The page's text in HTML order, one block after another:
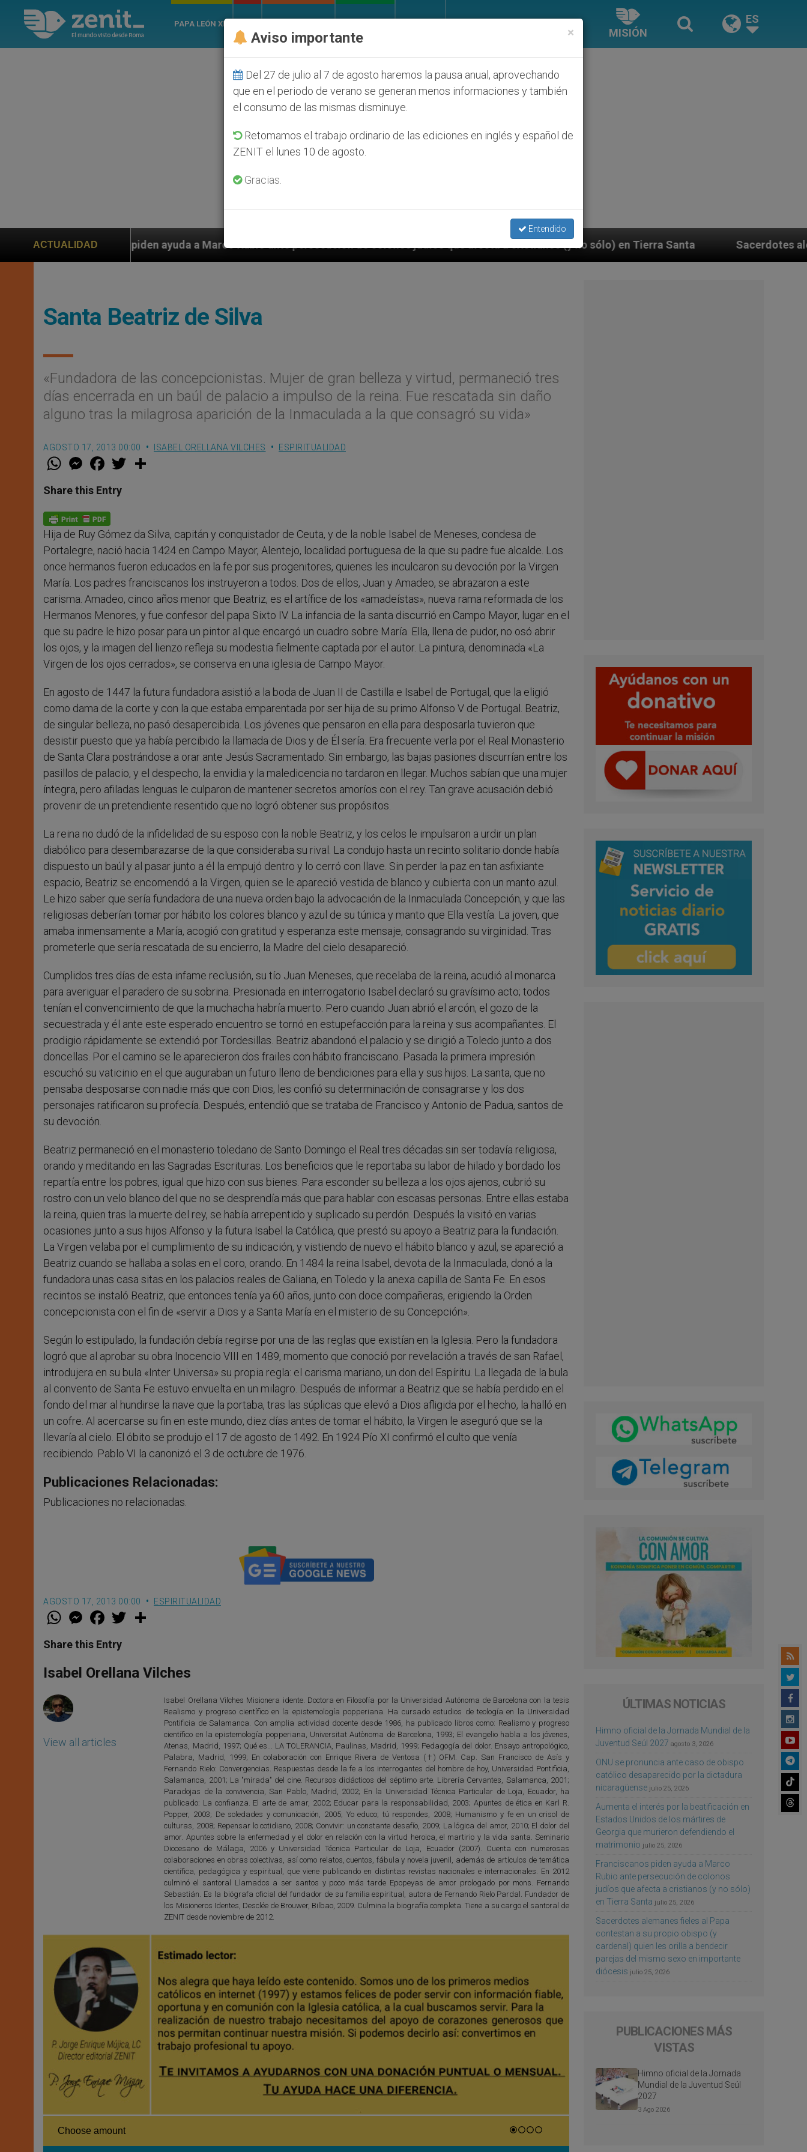
PAPA LEÓN XIV
MISIÓN
ES
ACTUALIDAD
piden ayuda a Marco Rubio ante persecución de colonos judíos que afecta a cristianos (y no sólo) en Tierra Santa Sacerdotes alemanes fieles al Papa
Santa Beatriz de Silva
«Fundadora de las concepcionistas. Mujer de gran belleza y virtud, permaneció tres
días encerrada en un baúl de palacio a impulso de la reina. Fue rescatada sin daño
alguno tras la milagrosa aparición de la Inmaculada a la que consagró su vida»
AGOSTO 17, 2013 00:00 ISABEL ORELLANA VILCHES ESPIRITUALIDAD
W
t
s
p
p
M
e
s
e
g
e
r
F
a
e
b
o
k
w
Share this Entry
Hija de Ruy Gómez da Silva, capitán y conquistador de Ceuta, y de la noble Isabel de Meneses, condesa de
Portalegre, nació hacia 1424 en Campo Mayor, Alentejo, localidad portuguesa de la que su padre fue alcalde. Los
once hermanos fueron educados en la fe por sus progenitores, quienes les inculcaron su devoción por la Virgen
María. Los padres franciscanos los instruyeron a todos. Dos de ellos, Juan y Amadeo, se abrazaron a este
carisma. Amadeo, cinco años menor que Beatriz, es el artífice de los «amadeístas», nueva rama reformada de los
Hermanos Menores, y fue confesor del papa Sixto IV. La infancia de la santa discurrió en Campo Mayor, lugar en el
que su padre le hizo posar para un pintor al que encargó un cuadro sobre María. Ella, llena de pudor, no osó abrir
los ojos, y la imagen del lienzo refleja su modestia fielmente captada por el autor. La pintura, denominada «La
Virgen de los ojos cerrados», se conserva en una iglesia de Campo Mayor.
En agosto de 1447 la futura fundadora asistió a la boda de Juan II de Castilla e Isabel de Portugal, que la eligió
como dama de la corte y con la que estaba emparentada por ser hija de su primo Alfonso V de Portugal. Beatriz,
de singular belleza, no pasó desapercibida. Los jóvenes que pensaron en ella para desposarla tuvieron que
desistir puesto que ya había percibido la llamada de Dios y de Él sería. Era frecuente verla por el Real Monasterio
de Santa Clara postrándose a orar ante Jesús Sacramentado. Sin embargo, las bajas pasiones discurrían entre los
pasillos de palacio, y el despecho, la envidia y la maledicencia no tardaron en llegar. Muchos sabían que una mujer
íntegra, pero afiladas lenguas le culparon de mantener secretos amoríos con el rey. Tan grave acusación debió
provenir de un pretendiente resentido que no logró obtener sus propósitos.
La reina no dudó de la infidelidad de su esposo con la noble Beatriz, y los celos le impulsaron a urdir un plan
diabólico para desembarazarse de la que consideraba su rival. La condujo hasta un recinto solitario donde había
dispuesto un baúl y al pasar junto a él la empujó dentro y lo cerró con llave. Sin perder la paz en tan asfixiante
espacio, Beatriz se encomendó a la Virgen, quien se le apareció vestida de blanco y cubierta con un manto azul.
Le hizo saber que sería fundadora de una nueva orden bajo la advocación de la Inmaculada Concepción, y que las
religiosas deberían tomar por hábito los colores blanco y azul de su túnica y manto que Ella vestía. La joven, que
amaba inmensamente a María, acogió con gratitud y esperanza este mensaje, consagrando su virginidad. Tras
prometerle que sería rescatada de su encierro, la Madre del cielo desapareció.
Cumplidos tres días de esta infame reclusión, su tío Juan Meneses, que recelaba de la reina, acudió al monarca
para averiguar el paradero de su sobrina. Presionada en interrogatorio Isabel declaró su gravísimo acto; todos
tenían el convencimiento de que la muchacha habría muerto. Pero cuando Juan abrió el arcón, el gozo de la
secuestrada y él ante este esperado encuentro se tornó en estupefacción para la reina y sus acompañantes. El
prodigio rápidamente se extendió por Tordesillas. Beatriz abandonó el palacio y se dirigió a Toledo junto a dos
doncellas. Por el camino se le aparecieron dos frailes con hábito franciscano. Pasada la primera impresión
escuchó su vaticinio en el que auguraban un futuro lleno de bendiciones para ella y sus hijos. La santa, que no
pensaba desposarse con nadie más que con Dios, les confió su determinación de consagrarse y los dos
personajes ratificaron su profecía. Después, entendió que se trataba de Francisco y Antonio de Padua, santos de
su devoción.
Beatriz permaneció en el monasterio toledano de Santo Domingo el Real tres décadas sin ser todavía religiosa,
orando y meditando en las Sagradas Escrituras. Los beneficios que le reportaba su labor de hilado y bordado los
repartía entre los pobres, igual que hizo con sus bienes. Para esconder su belleza a los ojos ajenos, cubrió su
rostro con un velo blanco del que no se desprendía más que para hablar con escasas personas. Entre ellas estaba
la reina, quien tras la muerte del rey, se había arrepentido y suplicado su perdón. Después la visitó en varias
ocasiones junto a sus hijos Alfonso y la futura Isabel la Católica, que prestó su apoyo a Beatriz para la fundación.
La Virgen velaba por el cumplimiento de su indicación, y vistiendo de nuevo el hábito blanco y azul, se apareció a
Beatriz cuando se hallaba a solas en el coro, orando. En 1484 la reina Isabel, devota de la Inmaculada, donó a la
fundadora unas casa sitas en los palacios reales de Galiana, en Toledo y la anexa capilla de Santa Fe. En esos
recintos se instaló Beatriz, que entonces tenía ya 60 años, junto con doce compañeras, erigiendo la Orden
concepcionista con el fin de «servir a Dios y a Santa María en el misterio de su Concepción».
Según lo estipulado, la fundación debía regirse por una de las reglas que existían en la Iglesia. Pero la fundadora
logró que al aprobar su obra Inocencio VIII en 1489, momento que conoció por revelación a través de san Rafael,
introdujera en su bula «Inter Universa» su propia regla: el carisma mariano, un don del Espíritu. La llegada de la bula
al convento de Santa Fe estuvo envuelta en un milagro. Después de informar a Beatriz que se había perdido en el
fondo del mar al hundirse la nave que la portaba, tras las súplicas que elevó a Dios afligida por el hecho, la halló en
un cofre. Al acercarse su fin en este mundo, diez días antes de tomar el hábito, la Virgen le aseguró que se la
llevaría al cielo. El óbito se produjo el 17 de agosto de 1492. En 1924 Pío XI confirmó el culto que venía
recibiendo. Pablo VI la canonizó el 3 de octubre de 1976.
Publicaciones Relacionadas:
Publicaciones no relacionadas.
AGOSTO 17, 2013 00:00 ESPIRITUALIDAD
W
t
s
p
p
M
e
s
e
g
e
F
a
e
b
o
k
w
r
Share this Entry
Isabel Orellana Vilches
View all articles
Isabel Orellana Vilches Misionera idente. Doctora en Filosofía por la Universidad Autónoma de Barcelona con la tesis
Realismo y progreso científico en la epistemología popperiana. Ha cursado estudios de teología en la Universidad
Pontificia de Salamanca. Con amplia actividad docente desde 1986, ha publicado libros como: Realismo y progreso
científico en la epistemología popperiana, Universitat Autònoma de Barcelona, 1993; El evangelio habla a los jóvenes,
Atenas, Madrid, 1997; Qué es... LA TOLERANCIA, Paulinas, Madrid, 1999; Pedagogía del dolor. Ensayo antropológico,
Palabra, Madrid, 1999; En colaboración con Enrique Rivera de Ventosa (†) OFM. Cap. San Francisco de Asís y
Fernando Rielo: Convergencias. Respuestas desde la fe a los interrogantes del hombre de hoy, Universidad Pontificia,
Salamanca, 2001; La "mirada" del cine. Recursos didácticos del séptimo arte. Librería Cervantes, Salamanca, 2001;
Paradojas de la convivencia, San Pablo, Madrid, 2002; En la Universidad Técnica Particular de Loja, Ecuador, ha
publicado: La confianza. El arte de amar, 2002; Educar para la responsabilidad, 2003; Apuntes de ética en Karl R.
Popper, 2003; De soledades y comunicación, 2005; Yo educo; tú respondes, 2008; Humanismo y fe en un crisol de
culturas, 2008; Repensar lo cotidiano, 2008; Convivir: un constante desafío, 2009; La lógica del amor, 2010; El dolor del
amor. Apuntes sobre la enfermedad y el dolor en relación con la virtud heroica, el martirio y la vida santa. Seminario
Diocesano de Málaga, 2006 y Universidad Técnica Particular de Loja, Ecuador (2007). Cuenta con numerosas
colaboraciones en obras colectivas, así como relatos, cuentos, fábula y novela juvenil, además de artículos de temática
científica, pedagógica y espiritual, que viene publicando en distintas revistas nacionales e internacionales. En 2012
culminó el santoral Llamados a ser santos y poco más tarde Epopeyas de amor prologado por mons. Fernando
Sebastián. Es la biógrafa oficial del fundador de su familia espiritual, autora de Fernando Rielo Pardal. Fundador de
los Misioneros Identes, Desclée de Brouwer, Bilbao, 2009. Culmina la biografía completa. Tiene a su cargo el santoral de
ZENIT desde noviembre de 2012.
ÚLTIMAS NOTICIAS
Himno oficial de la Jornada Mundial de la
Juventud Seúl 2027 agosto 3, 2026
ONU se pronuncia ante caso de obispo
católico desaparecido por la dictadura
nicaragüense julio 25, 2026
Aumenta el interés por la beatificación en
Estados Unidos de los mártires de
Georgia que murieron defendiendo el
matrimonio julio 25, 2026
Franciscanos piden ayuda a Marco
Rubio ante persecución de colonos
judíos que afecta a cristianos (y no sólo)
en Tierra Santa julio 25, 2026
Sacerdotes alemanes fieles al Papa
contestan a su propio obispo (y
cardenal) quien les orilla a bendecir
parejas del mismo sexo en importante
diócesis julio 25, 2026
PUBLICACIONES MÁS
VISTAS
Himno oficial de la Jornada
Mundial de la Juventud Seúl
2027
3 Ago 2026
×
Aviso importante
Del 27 de julio al 7 de agosto haremos la pausa anual, aprovechando
que en el periodo de verano se generan menos informaciones y también
el consumo de las mismas disminuye.
Retomamos el trabajo ordinario de las ediciones en inglés y español de
ZENIT el lunes 10 de agosto.
Gracias.
Entendido